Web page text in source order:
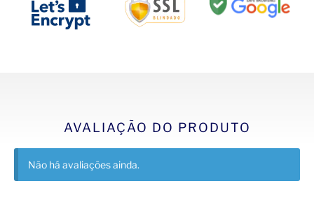
AVALIAÇÃO DO PRODUTO
Não há avaliações ainda.